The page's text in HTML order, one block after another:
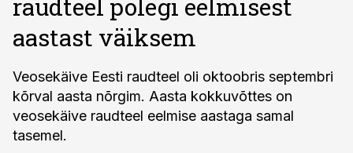
raudteel polegi eelmisest
aastast väiksem
Veosekäive Eesti raudteel oli oktoobris septembri
kõrval aasta nõrgim. Aasta kokkuvõttes on
veosekäive raudteel eelmise aastaga samal
tasemel.